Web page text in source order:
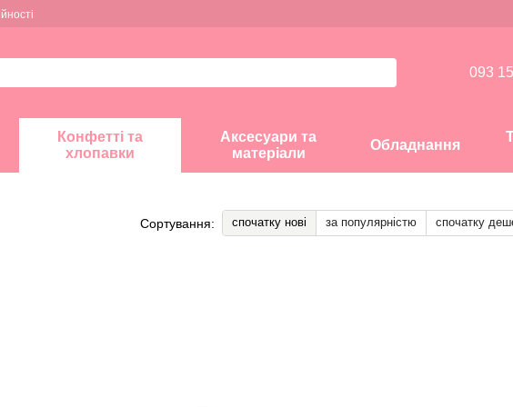
093
Конфетті та
хлопавки
Аксесуари та
матеріали
Обладнання
Сортування: спочатку нові за популярністю спочатку